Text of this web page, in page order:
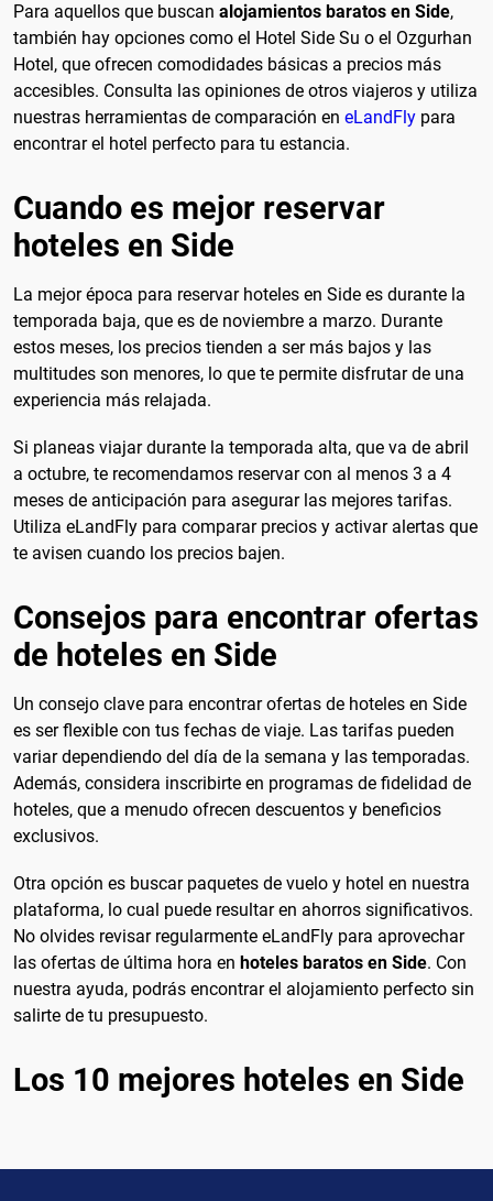
Para aquellos que buscan alojamientos baratos en Side,
también hay opciones como el Hotel Side Su o el Ozgurhan
Hotel, que ofrecen comodidades básicas a precios más
accesibles. Consulta las opiniones de otros viajeros y utiliza
nuestras herramientas de comparación en eLandFly para
encontrar el hotel perfecto para tu estancia.
Cuando es mejor reservar
hoteles en Side
La mejor época para reservar hoteles en Side es durante la
temporada baja, que es de noviembre a marzo. Durante
estos meses, los precios tienden a ser más bajos y las
multitudes son menores, lo que te permite disfrutar de una
experiencia más relajada.
Si planeas viajar durante la temporada alta, que va de abril
a octubre, te recomendamos reservar con al menos 3 a 4
meses de anticipación para asegurar las mejores tarifas.
Utiliza eLandFly para comparar precios y activar alertas que
te avisen cuando los precios bajen.
Consejos para encontrar ofertas
de hoteles en Side
Un consejo clave para encontrar ofertas de hoteles en Side
es ser flexible con tus fechas de viaje. Las tarifas pueden
variar dependiendo del día de la semana y las temporadas.
Además, considera inscribirte en programas de fidelidad de
hoteles, que a menudo ofrecen descuentos y beneficios
exclusivos.
Otra opción es buscar paquetes de vuelo y hotel en nuestra
plataforma, lo cual puede resultar en ahorros significativos.
No olvides revisar regularmente eLandFly para aprovechar
las ofertas de última hora en hoteles baratos en Side. Con
nuestra ayuda, podrás encontrar el alojamiento perfecto sin
salirte de tu presupuesto.
Los 10 mejores hoteles en Side